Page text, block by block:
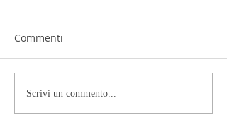
Commenti
Scrivi un commento...